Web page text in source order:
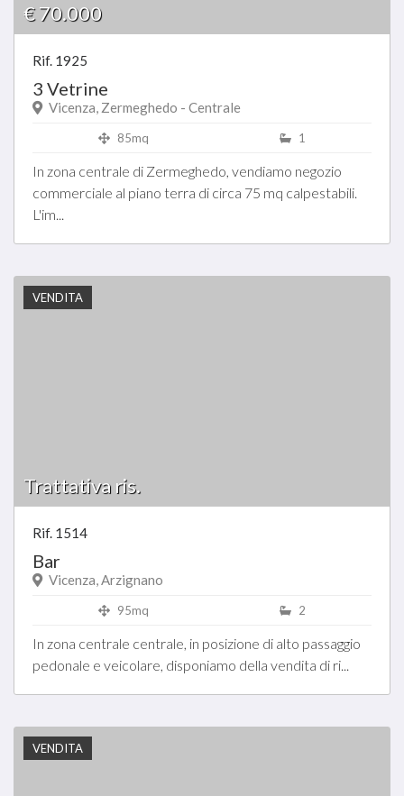
€ 70.000
Rif. 1925
3 Vetrine
Vicenza, Zermeghedo - Centrale
85mq 1
In zona centrale di Zermeghedo, vendiamo negozio
commerciale al piano terra di circa 75 mq calpestabili.
L'im...
VENDITA
Trattativa ris.
Rif. 1514
Bar
Vicenza, Arzignano
95mq 2
In zona centrale centrale, in posizione di alto passaggio
pedonale e veicolare, disponiamo della vendita di ri...
VENDITA